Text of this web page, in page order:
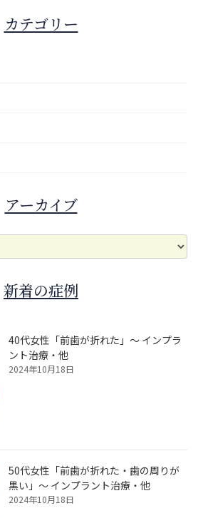
カテゴリー
アーカイブ
新着の症例
40代女性「前歯が折れた」～ インプラ
ント治療・他
2024年10月18日
50代女性「前歯が折れた・歯の周りが
黒い」～ インプラント治療・他
2024年10月18日